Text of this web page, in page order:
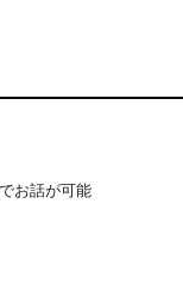
お話が可能